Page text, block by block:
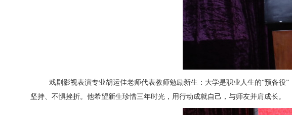
戏剧影视表演专业胡运佳老师代表教师勉励新生：大学是职业人生的“预备役
坚持、不惧挫折。他希望新生珍惜三年时光，用行动成就自己，与师友并肩成长。